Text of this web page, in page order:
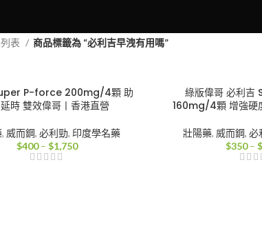
表 商品標籤為 “必利吉早洩有用嗎”
P-force 200mg/4顆 助
時 雙效偉哥丨香港直營
, 威而鋼,必利勁, 印度學名藥
$400 – $1,750價
綠版偉哥 必利
160mg/4顆 增強硬
壯陽藥, 威而鋼, 必
$350 – $